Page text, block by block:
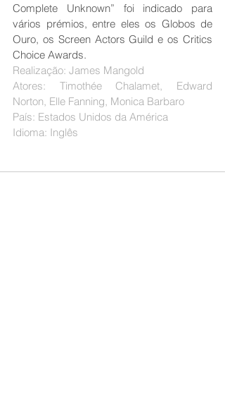
Complete Unknown” foi indicado para
vários prémios, entre eles os Globos de
Ouro, os Screen Actors Guild e os Critics
Choice Awards.
Realização: James Mangold
Atores: Timothée Chalamet, Edward
Norton, Elle Fanning, Monica Barbaro
País: Estados Unidos da América
Idioma: Inglês